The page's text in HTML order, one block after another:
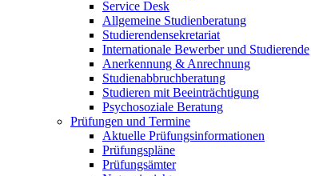
Service Desk
Allgemeine Studienberatung
Studierendensekretariat
Internationale Bewerber und Studierende
Anerkennung & Anrechnung
Studienabbruchberatung
Studieren mit Beeinträchtigung
Psychosoziale Beratung
Prüfungen und Termine
Aktuelle Prüfungsinformationen
Prüfungspläne
Prüfungsämter